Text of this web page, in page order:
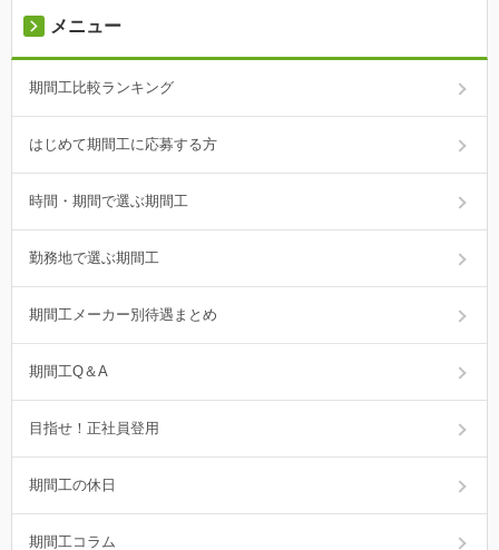
メニュー
期間工比較ランキング
はじめて期間工に応募する方
時間・期間で選ぶ期間工
勤務地で選ぶ期間工
期間工メーカー別待遇まとめ
期間工Q＆A
目指せ！正社員登用
期間工の休日
期間工コラム